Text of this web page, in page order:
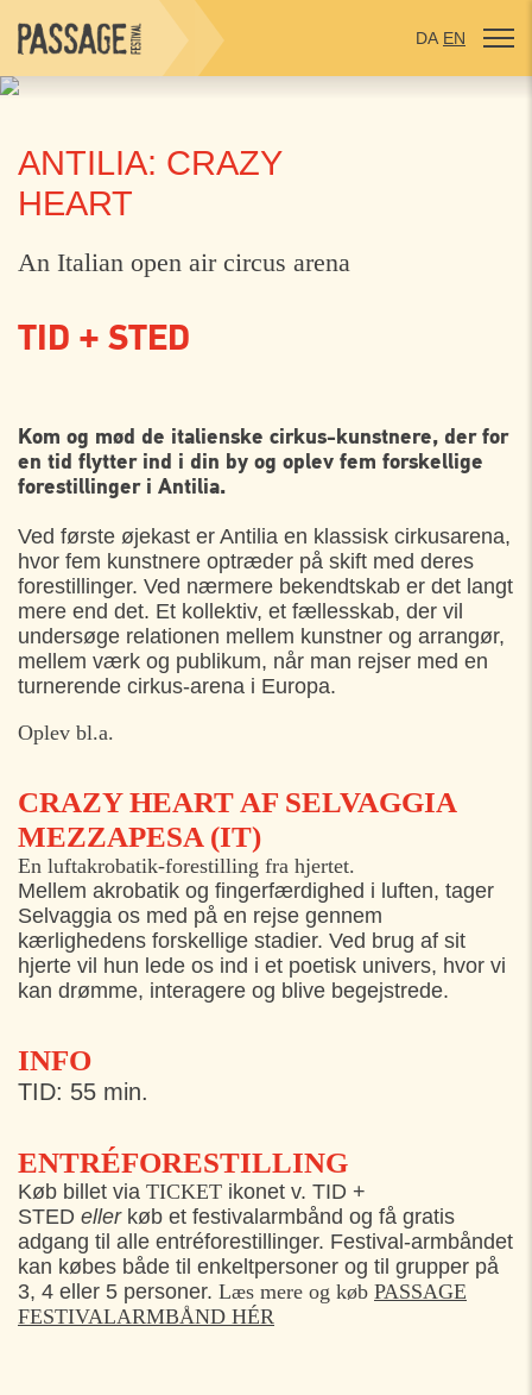
DA EN
ANTILIA: CRAZY
HEART
An Italian open air circus arena
TID + STED
TORSDAG 01. AUGUST
17:00 Klosterhaven, Sct Mariæ Kirke, Helsingør
FREDAG 02. AUGUST
17:00 Klosterhaven, Sct Mariæ Kirke, Helsingør
LØRDAG 03. AUGUST
Kom og mød de italienske cirkus-kunstnere, der for
en tid flytter ind i din by og oplev fem forskellige
forestillinger i Antilia.
Ved første øjekast er Antilia en klassisk cirkusarena,
hvor fem kunstnere optræder på skift med deres
forestillinger. Ved nærmere bekendtskab er det langt
mere end det. Et kollektiv, et fællesskab, der vil
undersøge relationen mellem kunstner og arrangør,
mellem værk og publikum, når man rejser med en
turnerende cirkus-arena i Europa.
Oplev bl.a.
CRAZY HEART AF SELVAGGIA
MEZZAPESA (IT)
En luftakrobatik-forestilling fra hjertet.
Mellem akrobatik og fingerfærdighed i luften, tager
Selvaggia os med på en rejse gennem
kærlighedens forskellige stadier. Ved brug af sit
hjerte vil hun lede os ind i et poetisk univers, hvor vi
kan drømme, interagere og blive begejstrede.
INFO
TID: 55 min.
ENTRÉFORESTILLING
Køb billet via TICKET ikonet v. TID +
STED eller køb et festivalarmbånd og få gratis
adgang til alle entréforestillinger. Festival-armbåndet
kan købes både til enkeltpersoner og til grupper på
3, 4 eller 5 personer. Læs mere og køb PASSAGE
FESTIVALARMBÅND HÉR